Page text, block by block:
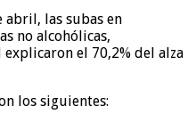
las subas en
no alcohólicas,
explicaron el 70,2% del alza
los siguientes: